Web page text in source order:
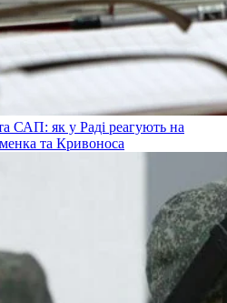
САП: як у Раді реагують на
та Кривоноса